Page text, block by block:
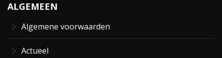
ALGEMEEN
Algemene voorwaarden
Actueel